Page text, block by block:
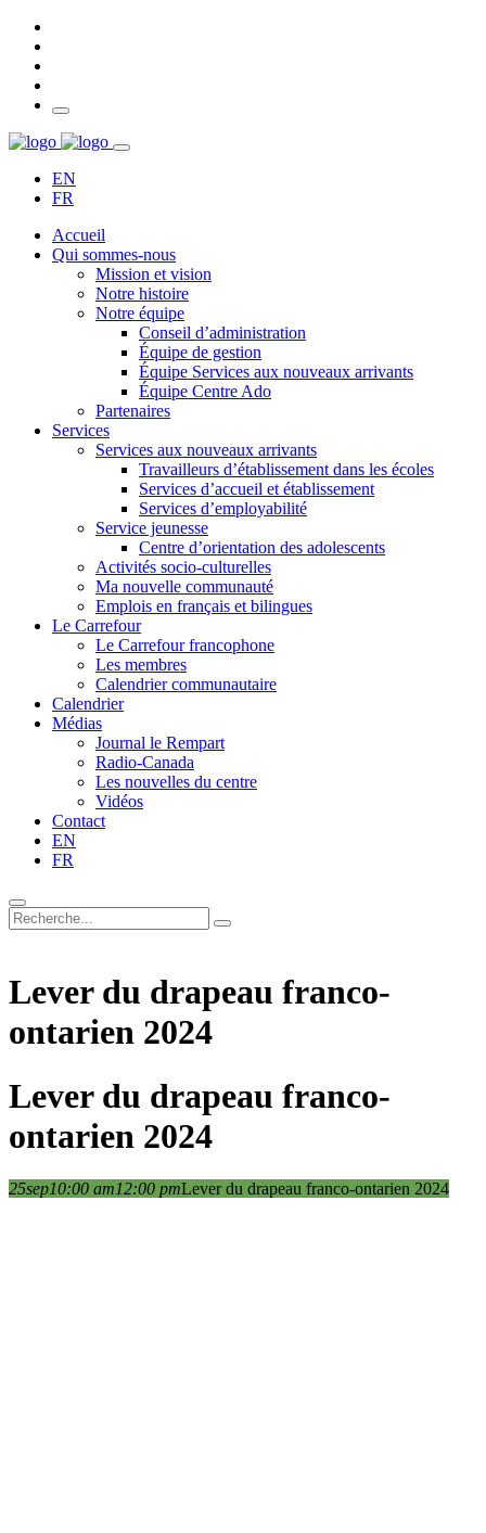
EN
FR
Accueil
Qui sommes-nous
Mission et vision
Notre histoire
Notre équipe
Conseil d’administration
Équipe de gestion
Équipe Services aux nouveaux arrivants
Équipe Centre Ado
Partenaires
Services
Services aux nouveaux arrivants
Travailleurs d’établissement dans les écoles
Services d’accueil et établissement
Services d’employabilité
Service jeunesse
Centre d’orientation des adolescents
Activités socio-culturelles
Ma nouvelle communauté
Emplois en français et bilingues
Le Carrefour
Le Carrefour francophone
Les membres
Calendrier communautaire
Calendrier
Médias
Journal le Rempart
Radio-Canada
Les nouvelles du centre
Vidéos
Contact
EN
FR
Lever du drapeau franco-
ontarien 2024
Lever du drapeau franco-
ontarien 2024
25sep10:00 am12:00 pmLever du drapeau franco-ontarien 2024